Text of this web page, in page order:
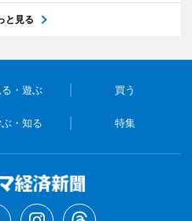
と見る
る・遊ぶ 買う
・知る 特集